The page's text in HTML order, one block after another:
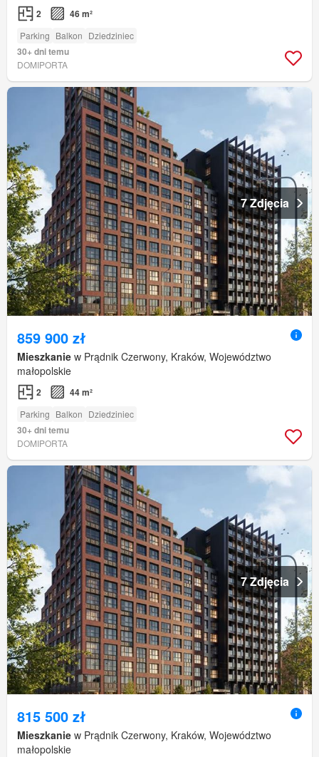
2 46 m²
Parking Balkon Dziedziniec
30+ dni temu
DOMIPORTA
7 Zdjęcia
859 900 zł
Mieszkanie w Prądnik Czerwony, Kraków, Województwo
małopolskie
2 44 m²
Parking Balkon Dziedziniec
30+ dni temu
DOMIPORTA
7 Zdjęcia
815 500 zł
Mieszkanie w Prądnik Czerwony, Kraków, Województwo
małopolskie